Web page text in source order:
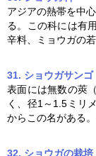
アジアの熱帯を中
る。この科には有
辛料、ミョウガの
31. ショウガサンゴ
表面には無数の莢
く、径1～1.5ミリ
からこの名がある
32. ショウガの栽培